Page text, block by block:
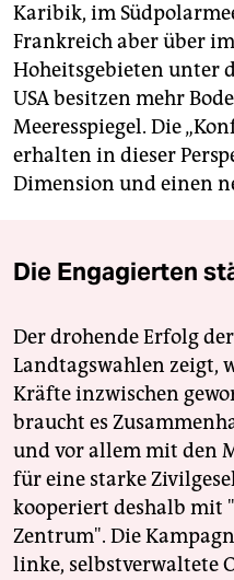
Karibik, im
Frankreich aber über
Hoheitsgebieten unter
USA besitzen mehr
Meeresspiegel. Die
erhalten in dieser
Dimension und einen
Die Engagierten
Der drohende Erfolg
Landtagswahlen zeigt,
Kräfte inzwischen
braucht es
und vor allem mit den
für eine starke
kooperiert deshalb mit
Zentrum". Die
linke, selbstverwaltete